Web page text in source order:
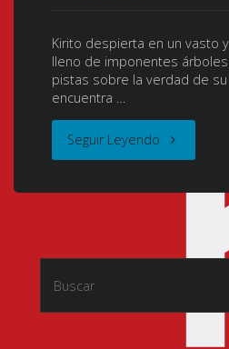
Kirito despierta en un vasto
lleno de imponentes
pistas sobre la verdad de
encuentra …
Seguir Leyendo "Sword
Alicization